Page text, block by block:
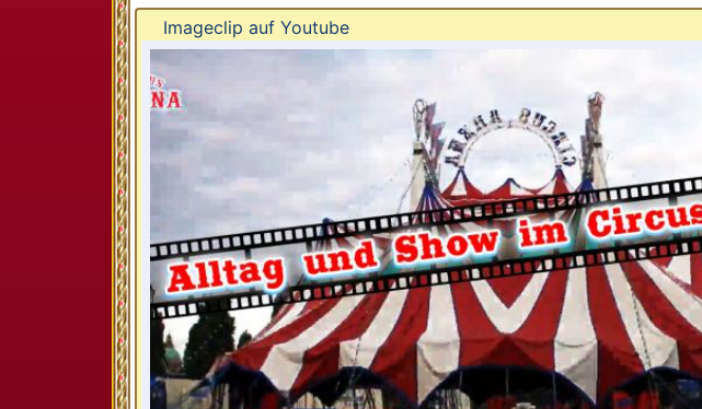
Imageclip auf Youtube